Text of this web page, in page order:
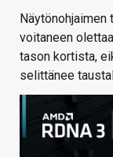
Näytönohjaimen
voitaneen
tason kortista,
selittänee